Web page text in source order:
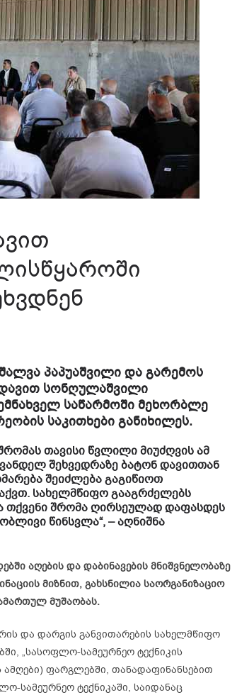
პაპუაშვილი და გარემოს
სონღულაშვილი
საწარმოში მეხორბლე
საკითხები განიხილეს.
თავისი წვლილი მიუძღვის ამ
შეხვედრაზე ბატონ დავითთან
შეიძლება გაგიწიოთ
სახელმწიფო გააგრძელებს
თქვენი შრომა ღირსეულად დაფასდეს
წინსვლა“, – აღნიშნა
აღების და დაბინავების მნიშვნელობაზე
მიზნით, გახსნილია საორგანიზაციო
მუშაობას.
და დარგის განვითარების სახელმწიფო
„სასოფლო-სამეურნეო ტექნიკის
ფარგლებში, თანადაფინანსებით
სამეურნეო ტექნიკაში, საიდანაც